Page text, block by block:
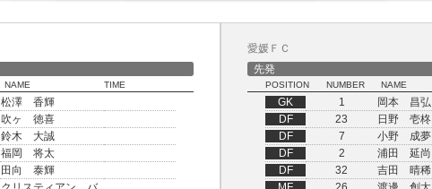
NAME TIME
松澤 香輝
吹ヶ 徳喜
鈴木 大誠
福岡 将太
田向 泰輝
愛媛ＦＣ
先発
POSITION NUMBER NAME
GK 1
岡本 昌弘
DF
23
日野 壱柊
DF
7
小野 成夢
DF
2
浦田 延尚
DF
32
吉田 晴稀